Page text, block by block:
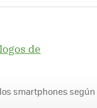
de
smartphones